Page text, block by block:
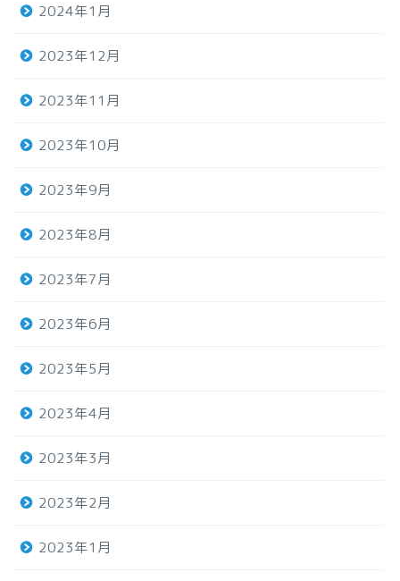
2024年1月
2023年12月
2023年11月
2023年10月
2023年9月
2023年8月
2023年7月
2023年6月
2023年5月
2023年4月
2023年3月
2023年2月
2023年1月